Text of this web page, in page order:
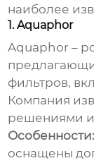
наиболее
1. Aquaphor
Aquaphor –
фильтров,
Компания
решениями и
Особенности:
оснащены